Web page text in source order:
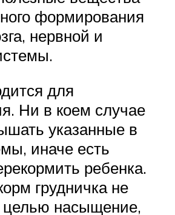
формирования
нервной и
для
Ни в коем случае
указанные в
иначе есть
ребенка.
грудничка не
целью насыщение,